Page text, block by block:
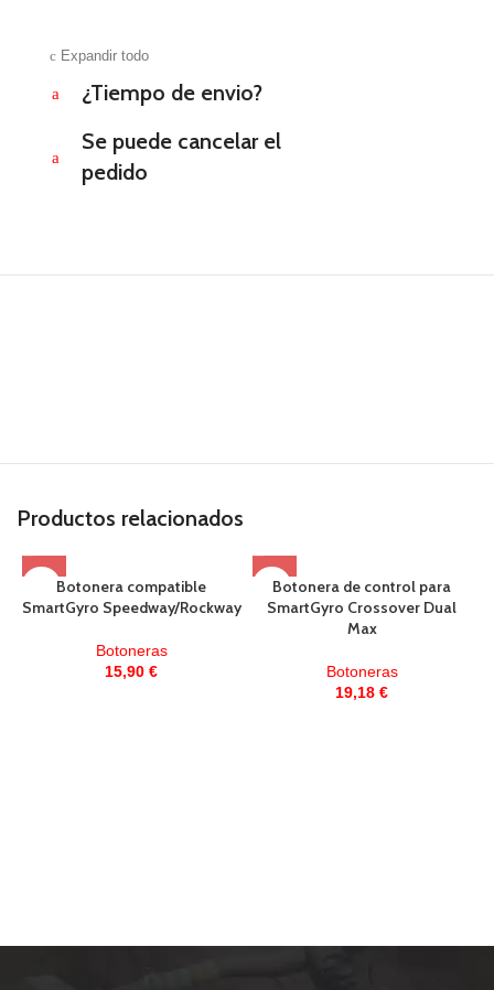
c Expandir todo
a ¿Tiempo de envio?
a
Se puede cancelar el
pedido
Productos relacionados
Botonera compatible
SmartGyro Speedway/Rockway
Botoneras
15,90€
Botonera de control para
SmartGyro Crossover Dual
Max
Botoneras
19,18€